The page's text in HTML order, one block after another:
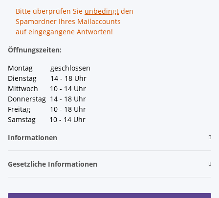
Bitte überprüfen Sie unbedingt den
Spamordner Ihres Mailaccounts
auf eingegangene Antworten!
Öffnungszeiten:
Montag geschlossen
Dienstag 14 - 18 Uhr
Mittwoch 10 - 14 Uhr
Donnerstag 14 - 18 Uhr
Freitag 10 - 18 Uhr
Samstag 10 - 14 Uhr
Informationen
Gesetzliche Informationen